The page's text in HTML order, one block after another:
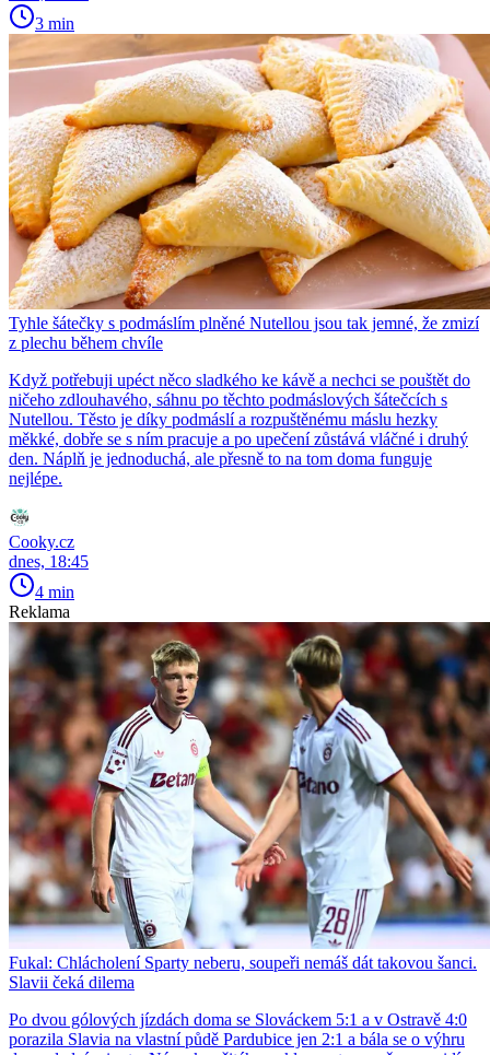
3 min
Tyhle šátečky s podmáslím plněné Nutellou jsou tak jemné, že zmizí
z plechu během chvíle
Když potřebuji upéct něco sladkého ke kávě a nechci se pouštět do
ničeho zdlouhavého, sáhnu po těchto podmáslových šátečcích s
Nutellou. Těsto je díky podmáslí a rozpuštěnému máslu hezky
měkké, dobře se s ním pracuje a po upečení zůstává vláčné i druhý
den. Náplň je jednoduchá, ale přesně to na tom doma funguje
nejlépe.
Cooky.cz
dnes, 18:45
4 min
Reklama
Fukal: Chlácholení Sparty neberu, soupeři nemáš dát takovou šanci.
Slavii čeká dilema
Po dvou gólových jízdách doma se Slováckem 5:1 a v Ostravě 4:0
porazila Slavia na vlastní půdě Pardubice jen 2:1 a bála se o výhru